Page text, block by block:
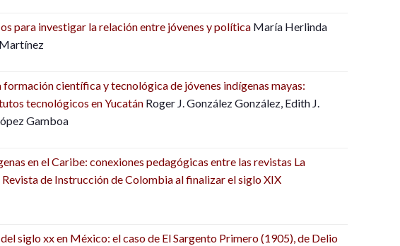
para investigar la relación entre jóvenes y política María Herlinda
formación científica y tecnológica de jóvenes indígenas mayas:
tecnológicos en Yucatán Roger J. González González, Edith J.
Gamboa
en el Caribe: conexiones pedagógicas entre las revistas La
Revista de Instrucción de Colombia al finalizar el siglo XIX
siglo xx en México: el caso de El Sargento Primero (1905), de Delio